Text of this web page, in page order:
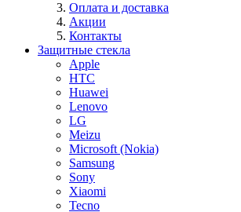
Оплата и доставка
Акции
Контакты
Защитные стекла
Apple
HTC
Huawei
Lenovo
LG
Meizu
Microsoft (Nokia)
Samsung
Sony
Xiaomi
Tecno